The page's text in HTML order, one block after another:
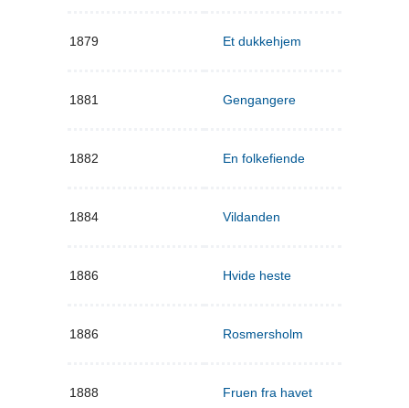
1879 Et dukkehjem
1881 Gengangere
1882 En folkefiende
1884 Vildanden
1886 Hvide heste
1886 Rosmersholm
1888 Fruen fra havet